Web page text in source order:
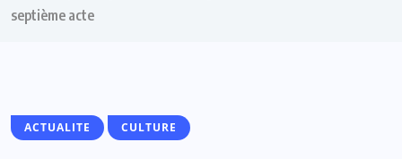
septième acte
ACTUALITE CULTURE